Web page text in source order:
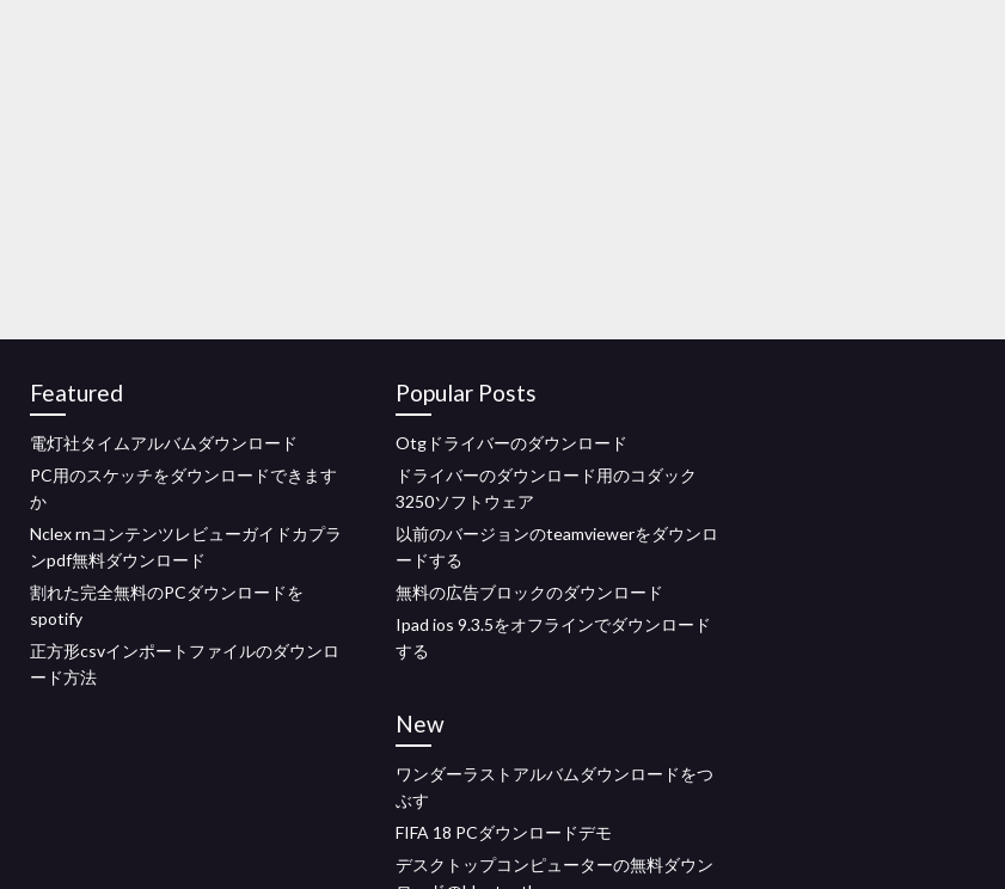
Featured
電灯社タイムアルバムダウンロード
PC用のスケッチをダウンロードできます
か
Nclex rnコンテンツレビューガイドカプラ
ンpdf無料ダウンロード
割れた完全無料のPCダウンロードを
spotify
正方形csvインポートファイルのダウンロ
ード方法
Popular Posts
Otgドライバーのダウンロード
ドライバーのダウンロード用のコダック
3250ソフトウェア
以前のバージョンのteamviewerをダウンロ
ードする
無料の広告ブロックのダウンロード
Ipad ios 9.3.5をオフラインでダウンロード
する
New
ワンダーラストアルバムダウンロードをつ
ぶす
FIFA 18 PCダウンロードデモ
デスクトップコンピューターの無料ダウン